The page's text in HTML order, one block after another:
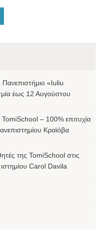
«Iuliu
έως 12 Αυγούστου
TomiSchool – 100% επιτυχία
Κραϊόβα
της TomiSchool στις
Carol Davila